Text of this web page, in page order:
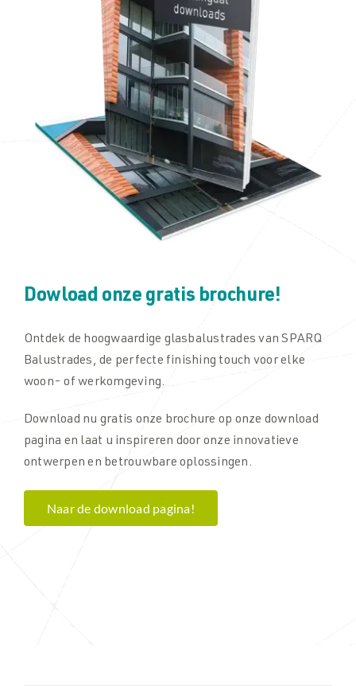
Dowload onze gratis brochure!
Ontdek de hoogwaardige glasbalustrades van SPARQ
Balustrades, de perfecte finishing touch voor elke
woon- of werkomgeving.
Download nu gratis onze brochure op onze download
pagina en laat u inspireren door onze innovatieve
ontwerpen en betrouwbare oplossingen.
Naar de download pagina!